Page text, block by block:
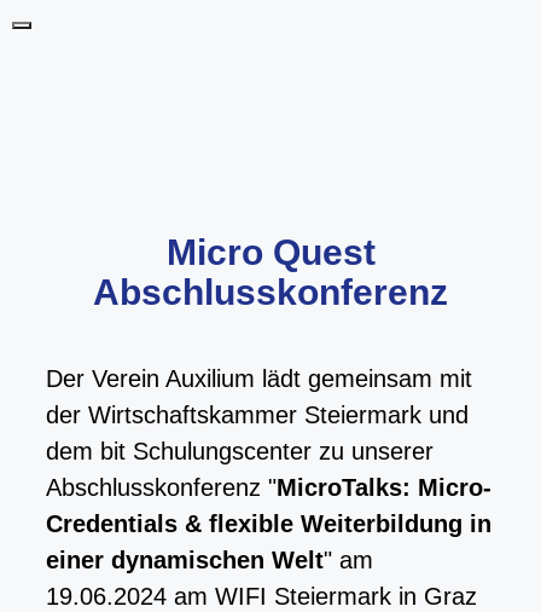
SkipMenu
Micro Quest
Abschlusskonferenz
Der Verein Auxilium lädt gemeinsam mit
der Wirtschaftskammer Steiermark und
dem bit Schulungscenter zu unserer
Abschlusskonferenz "MicroTalks: Micro-
Credentials & flexible Weiterbildung in
einer dynamischen Welt" am
19.06.2024 am WIFI Steiermark in Graz